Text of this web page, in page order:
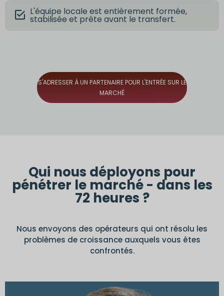
L'équipe locale est entièrement formée,
stabilisée et prête avant le transfert.
S'ADRESSER À UN PARTENAIRE POUR L'ENTRÉE SUR LE
MARCHÉ
Qui nous déployons pour
pénétrer le marché - dans les
72 heures ?
Nous envoyons des opérateurs qui ont résolu les
problèmes de croissance auxquels vous êtes
confrontés.